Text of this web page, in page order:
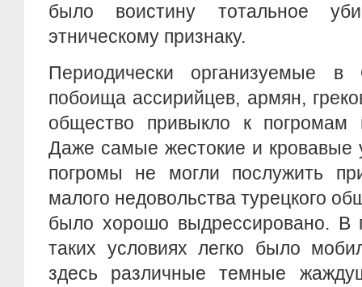
было воистину тотальное
этническому признаку.
Периодически организуемые в
побоища ассирийцев, армян,
общество привыкло к погромам
Даже самые жестокие и кровавые
погромы не могли послужить
малого недовольства турецкого
было хорошо выдрессировано. В
таких условиях легко было
здесь различные темные